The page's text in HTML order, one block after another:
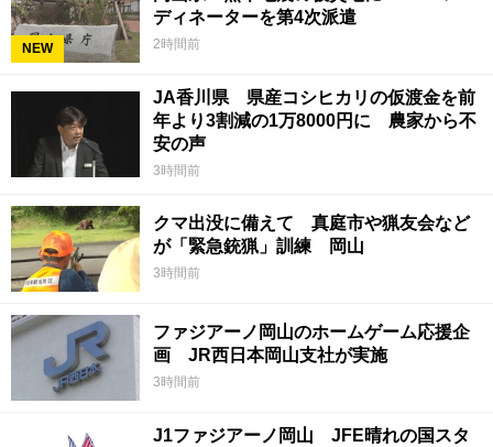
NEW
ディネーターを第4次派遣
2時間前
JA香川県 県産コシヒカリの仮渡金を前
年より3割減の1万8000円に 農家から不
安の声
3時間前
クマ出没に備えて 真庭市や猟友会など
が「緊急銃猟」訓練 岡山
3時間前
ファジアーノ岡山のホームゲーム応援企
画 JR西日本岡山支社が実施
3時間前
J1ファジアーノ岡山 JFE晴れの国スタ